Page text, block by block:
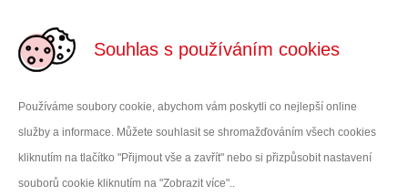
Souhlas s používáním cookies
Používáme soubory cookie, abychom vám poskytli co nejlepší online
služby a informace. Můžete souhlasit se shromažďováním všech cookies
kliknutím na tlačítko "Přijmout vše a zavřít" nebo si přizpůsobit nastavení
souborů cookie kliknutím na "Zobrazit více"..
ŽENA PO 40
Stav rok po omlazení a
inventuře